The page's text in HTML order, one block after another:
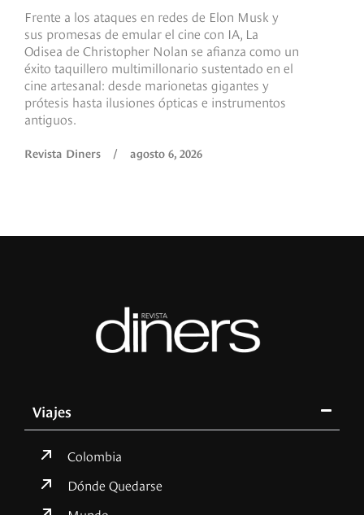
Frente a los ataques en redes de Elon Musk y
sus promesas de emular el cine con IA, La
Odisea de Christopher Nolan se afianza como un
éxito taquillero multimillonario sustentado en el
cine artesanal: desde marionetas gigantes y
prótesis hasta ilusiones ópticas e instrumentos
antiguos.
Revista Diners / agosto 6, 2026
Viajes
Colombia
Dónde Quedarse